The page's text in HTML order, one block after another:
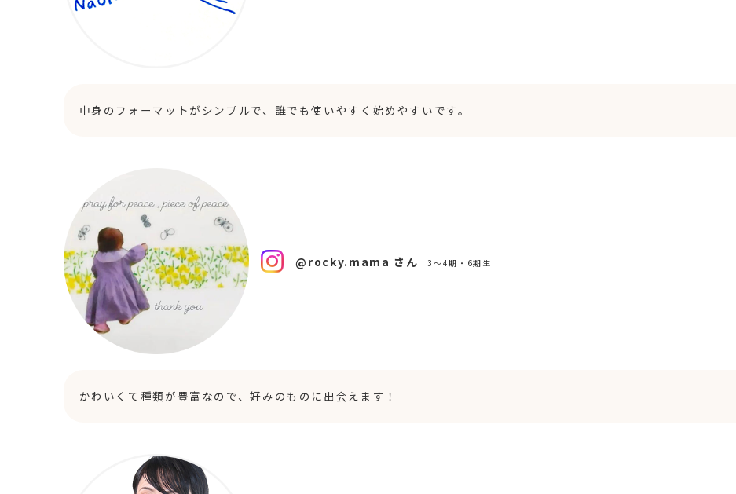
中身のフォーマットがシンプルで、誰でも使いやすく始めやすいです。
@rocky.mama さん 3～4期・6期生
かわいくて種類が豊富なので、好みのものに出会えます！